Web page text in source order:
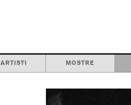
ARTISTI MOSTRE